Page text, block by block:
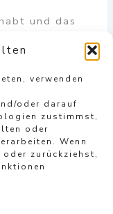
verwenden
oder darauf
zustimmst,
oder
Wenn
zurückziehst,
und das
Code
zu
EDEKA Koch-
Plakate mit
vor Ort